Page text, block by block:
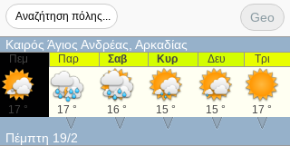
Geo
Καιρός Άγιος Ανδρέας, Αρκαδίας
Πεμ
17 °
Παρ
17 °
Σαβ
16 °
Κυρ
15 °
Δευ
15 °
Τρι
17 °
Πέμπτη 19/2